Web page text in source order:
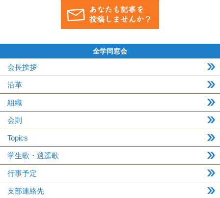
全学同窓会
会長挨拶
沿革
組織
会則
Topics
学生歌・逍遥歌
行事予定
支部連絡先